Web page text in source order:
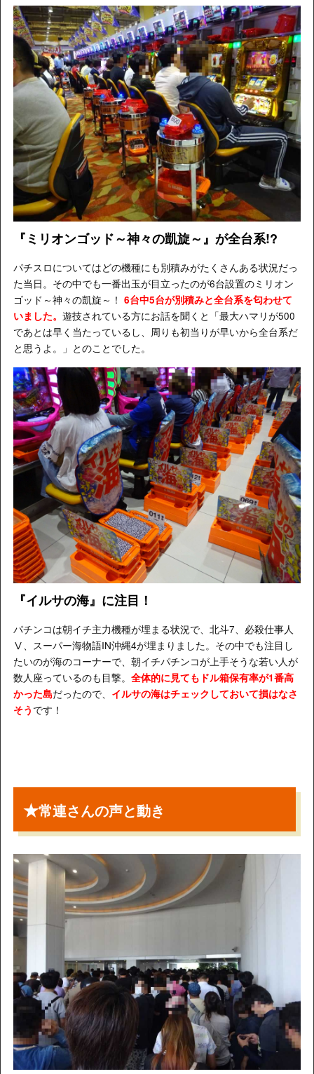
『ミリオンゴッド～神々の凱旋～』が全台系!?
パチスロについてはどの機種にも別積みがたくさんある状況だっ
た当日。その中でも一番出玉が目立ったのが6台設置のミリオン
ゴッド～神々の凱旋～！ 6台中5台が別積みと全台系を匂わせて
いました。 遊技されている方にお話を聞くと「最大ハマリが500
であとは早く当たっているし、周りも初当りが早いから全台系だ
と思うよ。」とのことでした。
『イルサの海』に注目！
パチンコは朝イチ主力機種が埋まる状況で、北斗7、必殺仕事人
Ⅴ、スーパー海物語IN沖縄4が埋まりました。その中でも注目し
たいのが海のコーナーで、朝イチパチンコが上手そうな若い人が
数人座っているのも目撃。 全体的に見てもドル箱保有率が1番高
かった島だったので、 イルサの海はチェックしておいて損はなさ
そう です！
★常連さんの声と動き